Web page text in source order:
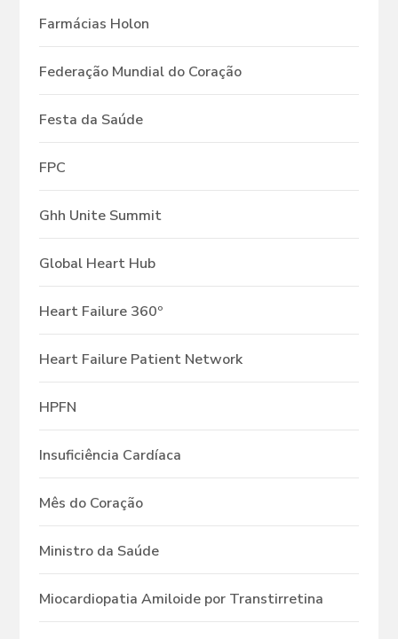
Farmácias Holon
Federação Mundial do Coração
Festa da Saúde
FPC
Ghh Unite Summit
Global Heart Hub
Heart Failure 360º
Heart Failure Patient Network
HPFN
Insuficiência Cardíaca
Mês do Coração
Ministro da Saúde
Miocardiopatia Amiloide por Transtirretina